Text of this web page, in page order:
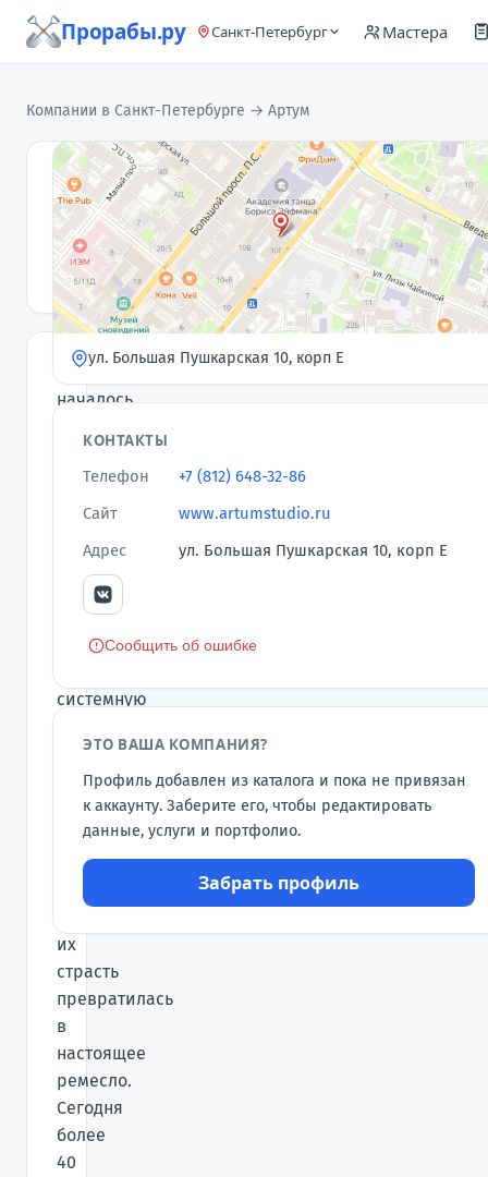
Прорабы.ру Санкт-Петербург Мастера
Компании в Санкт-Петербурге → Артум
Артум
Компания
★3,7
· 3
отзыва
Все
началось
году
мечты
двух
друзей
построить
системную
дизайна
интерьеров
России.
Спустя
их
страсть
превратилась
в
настоящее
ремесло.
Сегодня
более
40
ул. Большая Пушкарская 10, корп Е
КОНТАКТЫ
Телефон
+7 (812) 648-32-86
Сайт
www.artumstudio.ru
Адрес
ул. Большая Пушкарская 10, корп Е
Сообщить об ошибке
ЭТО ВАША КОМПАНИЯ?
Профиль добавлен из каталога и пока не привязан
к аккаунту. Заберите его, чтобы редактировать
данные, услуги и портфолио.
Забрать профиль